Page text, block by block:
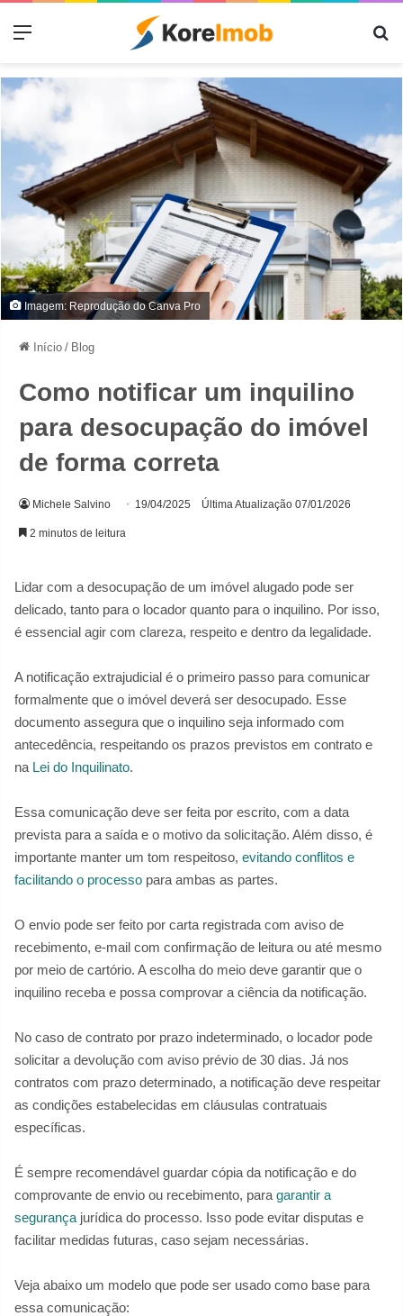
Menu
Imagem: Reprodução do Canva Pro
Início / Blog
Como notificar um inquilino
para desocupação do imóvel
de forma correta
Michele Salvino 19/04/2025 Última Atualização 07/01/2026
2 minutos de leitura
Lidar com a desocupação de um imóvel alugado pode ser
delicado, tanto para o locador quanto para o inquilino. Por isso,
é essencial agir com clareza, respeito e dentro da legalidade.
A notificação extrajudicial é o primeiro passo para comunicar
formalmente que o imóvel deverá ser desocupado. Esse
documento assegura que o inquilino seja informado com
antecedência, respeitando os prazos previstos em contrato e
na Lei do Inquilinato.
Essa comunicação deve ser feita por escrito, com a data
prevista para a saída e o motivo da solicitação. Além disso, é
importante manter um tom respeitoso, evitando conflitos e
facilitando o processo para ambas as partes.
O envio pode ser feito por carta registrada com aviso de
recebimento, e-mail com confirmação de leitura ou até mesmo
por meio de cartório. A escolha do meio deve garantir que o
inquilino receba e possa comprovar a ciência da notificação.
No caso de contrato por prazo indeterminado, o locador pode
solicitar a devolução com aviso prévio de 30 dias. Já nos
contratos com prazo determinado, a notificação deve respeitar
as condições estabelecidas em cláusulas contratuais
específicas.
É sempre recomendável guardar cópia da notificação e do
comprovante de envio ou recebimento, para garantir a
segurança jurídica do processo. Isso pode evitar disputas e
facilitar medidas futuras, caso sejam necessárias.
Veja abaixo um modelo que pode ser usado como base para
essa comunicação: